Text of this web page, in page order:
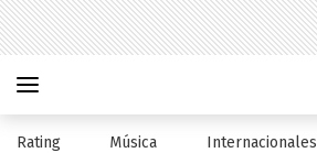
Rating Música Internacionales